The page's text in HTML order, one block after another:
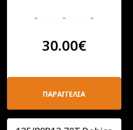
- - -
30.00€
ΠΑΡΑΓΓΕΛΙΑ